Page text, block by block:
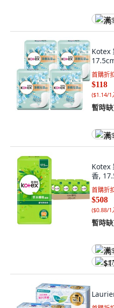
满
Kotex
首購折
$118
($1.14/1
暫時
满
Kotex
香,
首購折
$508
($0.88/1
暫時
满